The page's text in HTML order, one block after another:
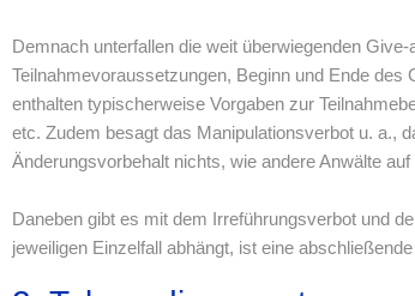
Demnach unterfallen die weit überwiegenden
Teilnahmevoraussetzungen, Beginn und Ende
enthalten typischerweise Vorgaben zur
etc. Zudem besagt das Manipulationsverbot u. a.,
Änderungsvorbehalt nichts, wie andere Anwälte
Daneben gibt es mit dem Irreführungsverbot und
jeweiligen Einzelfall abhängt, ist eine